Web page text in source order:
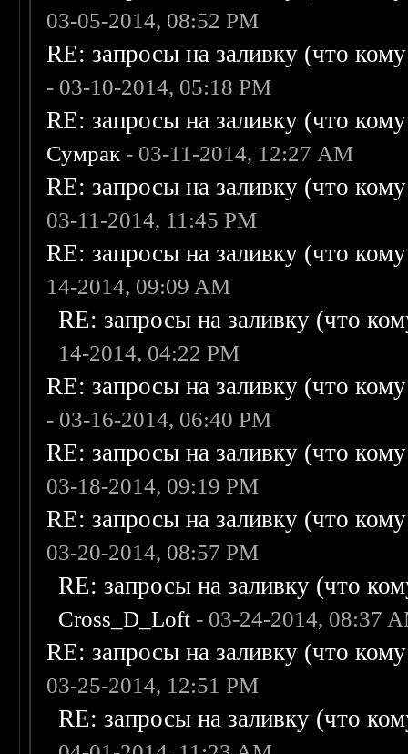
03-05-2014, 08:52 PM
RE: запросы на заливку (что
- 03-10-2014, 05:18 PM
RE: запросы на заливку (что
Сумрак - 03-11-2014, 12:27 AM
RE: запросы на заливку (что
03-11-2014, 11:45 PM
RE: запросы на заливку (что
14-2014, 09:09 AM
RE: запросы на заливку (что
14-2014, 04:22 PM
RE: запросы на заливку (что
- 03-16-2014, 06:40 PM
RE: запросы на заливку (что
03-18-2014, 09:19 PM
RE: запросы на заливку (что
03-20-2014, 08:57 PM
RE: запросы на заливку (что
Cross_D_Loft - 03-24-2014, 08:37
RE: запросы на заливку (что
03-25-2014, 12:51 PM
RE: запросы на заливку (что